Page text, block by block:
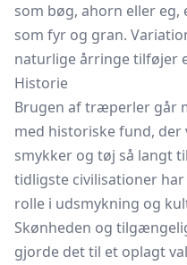
som bøg, ahorn eller
som fyr og gran.
naturlige årringe tilføjer
Historie
Brugen af træperler går
med historiske fund, der
smykker og tøj så langt
tidligste civilisationer
rolle i udsmykning og
Skønheden og
gjorde det til et oplagt